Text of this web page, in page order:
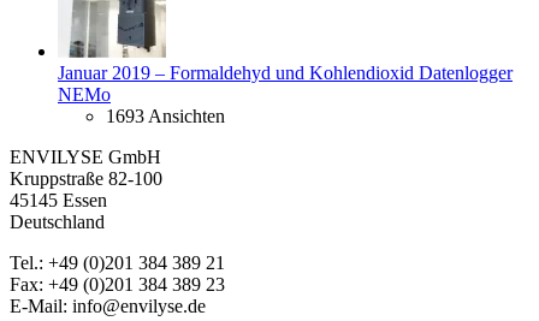
Januar 2019 – Formaldehyd und Kohlendioxid Datenlogger
NEMo
1693 Ansichten
ENVILYSE GmbH
Kruppstraße 82-100
45145 Essen
Deutschland
Tel.: +49 (0)201 384 389 21
Fax: +49 (0)201 384 389 23
E-Mail: info@envilyse.de